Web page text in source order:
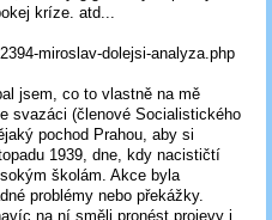
kríze. atd...
miroslav-dolejsi-analyza.php
jsem, co to vlastně na mě
svazáci (členové Socialistického
pochod Prahou, aby si
1939, dne, kdy nacističtí
školám. Akce byla
problémy nebo překážky.
na ní směli pronést projevy i